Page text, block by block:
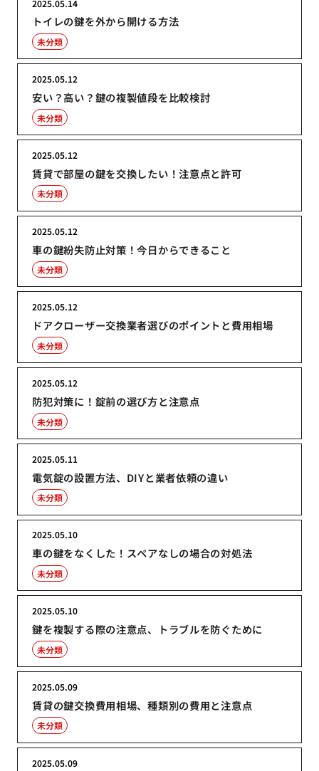
トイレの鍵を外から開ける方法
2025.05.14
未分類
安い？高い？鍵の複製値段を比較検討
2025.05.12
未分類
賃貸で部屋の鍵を交換したい！注意点と許可
2025.05.12
未分類
車の鍵紛失防止対策！今日からできること
2025.05.12
未分類
ドアクローザー交換業者選びのポイントと費用相場
2025.05.12
未分類
防犯対策に！錠前の選び方と注意点
2025.05.12
未分類
電気錠の設置方法、DIYと業者依頼の違い
2025.05.11
未分類
車の鍵をなくした！スペアなしの場合の対処法
2025.05.10
未分類
鍵を複製する際の注意点、トラブルを防ぐために
2025.05.10
未分類
賃貸の鍵交換費用相場、種類別の費用と注意点
2025.05.09
未分類
2025.05.09